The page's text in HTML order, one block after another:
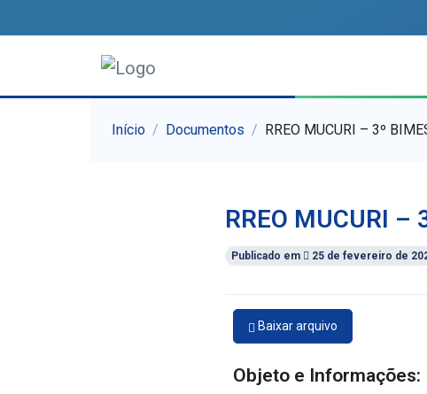
Início Documentos RREO MUCURI – 3º
RREO MUCURI –
Publicado em 25 de fevereiro de
Baixar arquivo
Objeto e Informações: